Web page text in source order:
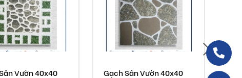
Vườn 40x40
Gạch Sân Vườn 40x40